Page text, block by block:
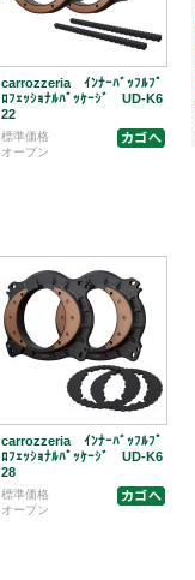
carrozzeria ｲﾝﾅｰﾊﾞｯﾌﾙﾌﾟ
ﾛﾌｪｯｼｮﾅﾙﾊﾟｯｹｰｼﾞ UD-K6
22
標準価格
オープン
carrozzeria ｲﾝﾅｰﾊﾞｯﾌﾙﾌﾟ
ﾛﾌｪｯｼｮﾅﾙﾊﾟｯｹｰｼﾞ UD-K6
28
標準価格
オープン